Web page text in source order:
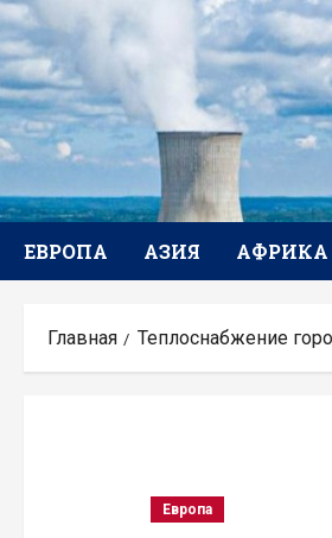
Перейти
к
содержимому
ЕВРОПА АЗИЯ АФРИКА
Главная Теплоснабжение
Европа